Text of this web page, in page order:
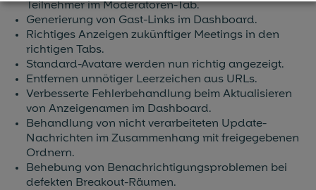
Teilnehmer im Moderatoren-Tab.
Generierung von Gast-Links im Dashboard.
Richtiges Anzeigen zukünftiger Meetings in den
richtigen Tabs.
Standard-Avatare werden nun richtig angezeigt.
Entfernen unnötiger Leerzeichen aus URLs.
Verbesserte Fehlerbehandlung beim Aktualisieren
von Anzeigenamen im Dashboard.
Behandlung von nicht verarbeiteten Update-
Nachrichten im Zusammenhang mit freigegebenen
Ordnern.
Behebung von Benachrichtigungsproblemen bei
defekten Breakout-Räumen.